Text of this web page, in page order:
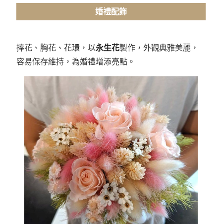
婚禮配飾
捧花 、 胸花 、 花環 ，以永生花製作， 外觀典雅美麗，
容易保存維持，為婚禮增添亮點。